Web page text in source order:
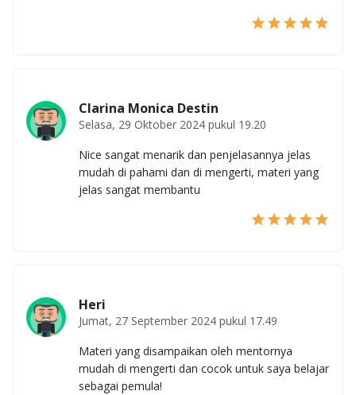
Clarina Monica Destin
Selasa, 29 Oktober 2024 pukul 19.20
Nice sangat menarik dan penjelasannya jelas
mudah di pahami dan di mengerti, materi yang
jelas sangat membantu
Heri
Jumat, 27 September 2024 pukul 17.49
Materi yang disampaikan oleh mentornya
mudah di mengerti dan cocok untuk saya belajar
sebagai pemula!